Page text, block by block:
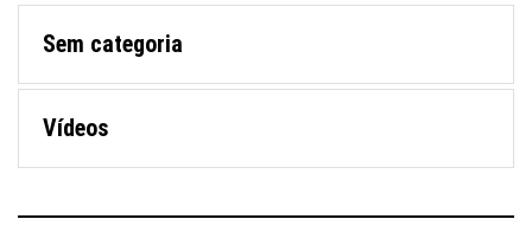
Sem categoria
Vídeos